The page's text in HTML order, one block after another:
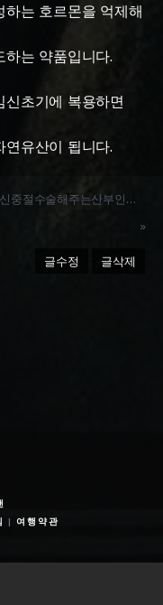
는 호르몬을 억제해
는 약품입니다.
초기에 복용하면
유산이 됩니다.
충청남도 낙태가능한병원 아산시 병원 임신중절수술해주는산부인과 임신중절유도약 약물중절낙태치료시기
»
글수정 글삭제
여행약관